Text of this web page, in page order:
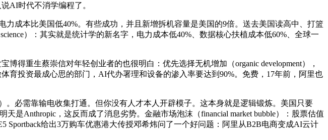
AI时代不消学编程了。
成本比美国低40%。有些成功，并且新增拆机容量是美国的9倍。送去美国读高中、打篮
）：其实就是统计学的新名字，电力成本低40%、数据核心扶植成本低60%、全球一
重生蔡崇信对年轻创业者的也很明白：优先选择无机增加（organic development），
投资最成心思的部门，AI代办署理和设备的渗入率要达到90%。免费，17年前，阿里也
必需靠输电收集打通。但你没有人才本人开辟模子。这本身就是逻辑锻炼。美国只要
Anthropic，这反而成了消息劣势。金融市场泡沫（financial market bubble）：股票估值
给出3万购车优惠港大传授邓希炜问了一个好问题：阿里从B2B电商变成AI云计